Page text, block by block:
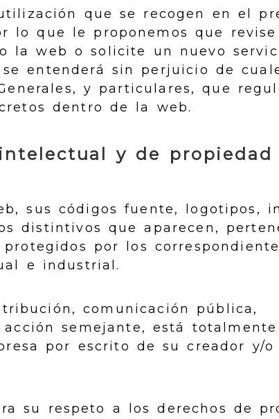
que se recogen en el
lo que le proponemos que revise
la web o solicite un nuevo
entenderá sin perjuicio de
y particulares, que
dentro de la web.
y de propiedad
sus códigos fuente, logotipos,
distintivos que aparecen,
por los
e industrial.
comunicación pública,
semejante, está totalmente
por escrito de su creador y/o
su respeto a los derechos de